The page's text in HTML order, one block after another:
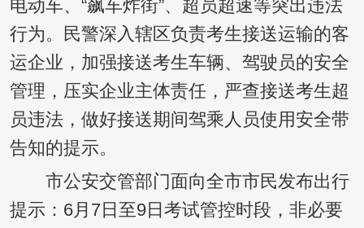
电动车、“飙车炸街”、超员超速等突出违法
行为。民警深入辖区负责考生接送运输的客
运企业，加强接送考生车辆、驾驶员的安全
管理，压实企业主体责任，严查接送考生超
员违法，做好接送期间驾乘人员使用安全带
告知的提示。
市公安交管部门面向全市市民发布出行
提示：6月7日至9日考试管控时段，非必要